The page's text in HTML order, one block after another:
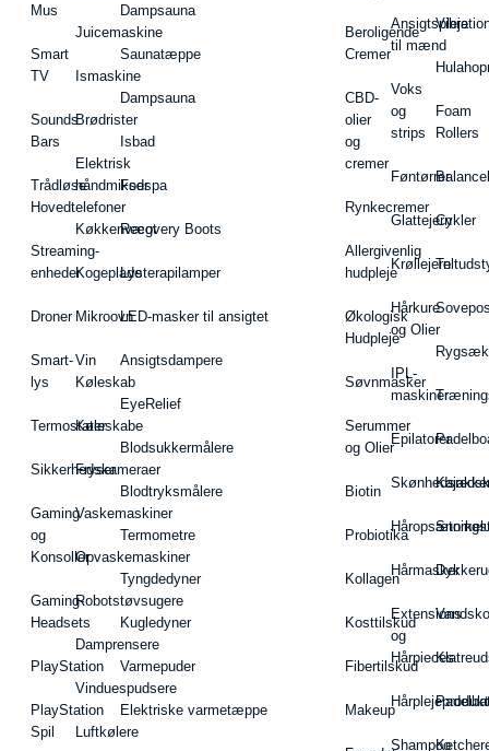
Mus
Smart
TV
Sounds
Bars
Trådløse
Hovedtelefoner
Streaming-
enheder
Droner
Smart-
lys
Termostater
Sikkerhedskameraer
Gaming
og
Konsoller
Gaming-
Headsets
PlayStation
PlayStation
Spil
Juicemaskine
Ismaskine
Brødrister
Elektrisk
håndmikser
Køkkenvægt
Kogeplade
Mikroovn
Vin
Køleskab
Køleskabe
Fryser
Vaskemaskiner
Opvaskemaskiner
Robotstøvsugere
Damprensere
Vinduespudsere
Luftkølere
Dampsauna
Saunatæppe
Dampsauna
Isbad
Fodspa
Recovery Boots
Lysterapilamper
LED-masker til ansigtet
Ansigtsdampere
EyeRelief
Blodsukkermålere
Blodtryksmålere
Termometre
Tyngdedyner
Kugledyner
Varmepuder
Elektriske varmetæppe
Beroligende
Cremer
CBD-
olier
og
cremer
Rynkecremer
Allergivenlig
hudpleje
Økologisk
Hudpleje
Søvnmasker
Serummer
og Olier
Biotin
Probiotika
Kollagen
Kosttilskud
Fibertilskud
Makeup
Ansigtspleje
til mænd
Voks
og
strips
Føntørrer
Glattejern
Krøllejern
Hårkure
og Olier
IPL-
maskiner
Epilatorer
Hårmasker
Extensions
og
Hårpieces
Shampoo
Foam
Rollers
Cykler
Vandsko